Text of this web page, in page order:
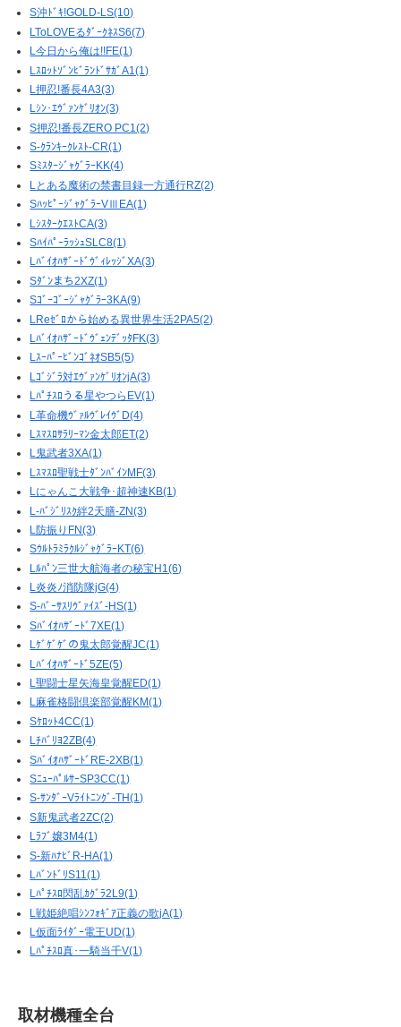
S沖ﾄﾞｷ!GOLD-LS(10)
LToLOVEるﾀﾞｰｸﾈｽS6(7)
L今日から俺は!!FE(1)
LｽﾛｯﾄｿﾞﾝﾋﾞﾗﾝﾄﾞｻｶﾞA1(1)
L押忍!番長4A3(3)
Lｼﾝ･ｴｳﾞｧﾝｹﾞﾘｵﾝ(3)
S押忍!番長ZERO PC1(2)
S-ｸﾗﾝｷｰｸﾚｽﾄ-CR(1)
SﾐｽﾀｰｼﾞｬｸﾞﾗｰKK(4)
Lとある魔術の禁書目録一方通行RZ(2)
SﾊｯﾋﾟｰｼﾞｬｸﾞﾗｰVⅢEA(1)
LｼｽﾀｰｸｴｽﾄCA(3)
SﾊｲﾊﾟｰﾗｯｼｭSLC8(1)
LﾊﾞｲｵﾊｻﾞｰﾄﾞｳﾞｨﾚｯｼﾞXA(3)
Sﾀﾞﾝまち2XZ(1)
Sｺﾞｰｺﾞｰｼﾞｬｸﾞﾗｰ3KA(9)
LReｾﾞﾛから始める異世界生活2PA5(2)
LﾊﾞｲｵﾊｻﾞｰﾄﾞｳﾞｪﾝﾃﾞｯﾀFK(3)
LｽｰﾊﾟｰﾋﾞﾝｺﾞﾈｵSB5(5)
Lｺﾞｼﾞﾗ対ｴｳﾞｧﾝｹﾞﾘｵﾝjA(3)
Lﾊﾟﾁｽﾛうる星やつらEV(1)
L革命機ｳﾞｧﾙｳﾞﾚｲｳﾞD(4)
Lｽﾏｽﾛｻﾗﾘｰﾏﾝ金太郎ET(2)
L鬼武者3XA(1)
Lｽﾏｽﾛ聖戦士ﾀﾞﾝﾊﾞｲﾝMF(3)
Lにゃんこ大戦争･超神速KB(1)
L-ﾊﾞｼﾞﾘｽｸ絆2天膳-ZN(3)
L防振りFN(3)
SｳﾙﾄﾗﾐﾗｸﾙｼﾞｬｸﾞﾗｰKT(6)
Lﾙﾊﾟﾝ三世大航海者の秘宝H1(6)
L炎炎ﾉ消防隊jG(4)
S-ﾊﾞｰｻｽﾘｳﾞｧｲｽﾞ-HS(1)
Sﾊﾞｲｵﾊｻﾞｰﾄﾞ7XE(1)
Lｹﾞｹﾞｹﾞの鬼太郎覚醒JC(1)
Lﾊﾞｲｵﾊｻﾞｰﾄﾞ5ZE(5)
L聖闘士星矢海皇覚醒ED(1)
L麻雀格闘倶楽部覚醒KM(1)
Sｹﾛｯﾄ4CC(1)
Lﾁﾊﾞﾘﾖ2ZB(4)
SﾊﾞｲｵﾊｻﾞｰﾄﾞRE-2XB(1)
SﾆｭｰﾊﾟﾙｻｰSP3CC(1)
S-ｻﾝﾀﾞｰVﾗｲﾄﾆﾝｸﾞ-TH(1)
S新鬼武者2ZC(2)
Lﾗﾌﾞ嬢3M4(1)
S-新ﾊﾅﾋﾞR-HA(1)
LﾊﾞﾝﾄﾞﾘS11(1)
Lﾊﾟﾁｽﾛ閃乱ｶｸﾞﾗ2L9(1)
L戦姫絶唱ｼﾝﾌｫｷﾞｱ正義の歌jA(1)
L仮面ﾗｲﾀﾞｰ電王UD(1)
Lﾊﾟﾁｽﾛ真･一騎当千V(1)
取材機種全台